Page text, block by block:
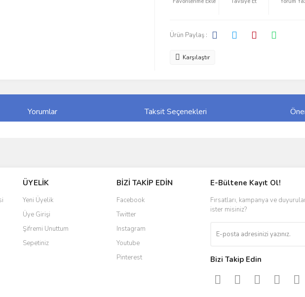
Ürün Paylaş :
Karşılaştır
Yorumlar Taksit Seçenekleri
ÜYELİK
Yeni Üyelik
Üye Girişi
Şifremi Unuttum
Sepetiniz
BİZİ TAKİP EDİN
Facebook
Twitter
Instagram
Youtube
Pinterest
E-Bültene Kayıt Ol!
Fırsatları, kampanya ve
ister misiniz?
Bizi Takip Edin